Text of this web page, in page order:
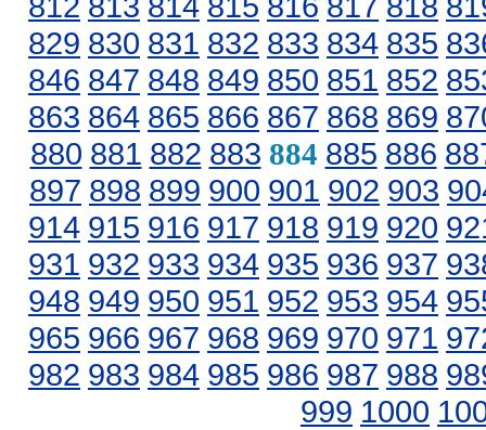
829 830 831 832 833 834 835
846 847 848 849 850 851 852
863 864 865 866 867 868 869
880 881 882 883 884 885 886
897 898 899 900 901 902 903
914 915 916 917 918 919 920
931 932 933 934 935 936 937
948 949 950 951 952 953 954
965 966 967 968 969 970 971
982 983 984 985 986 987 988
999 1000